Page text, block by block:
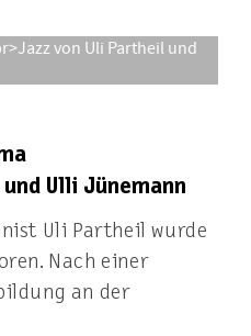
Ulli Jünemann
Uli Partheil wurde
Nach einer
an der